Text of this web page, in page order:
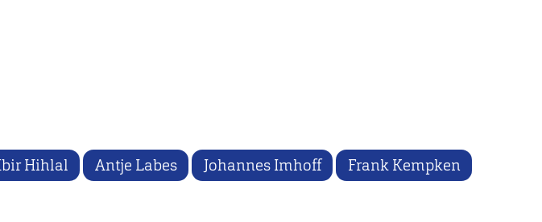
Hihlal Antje Labes Johannes Imhoff Frank Kempken